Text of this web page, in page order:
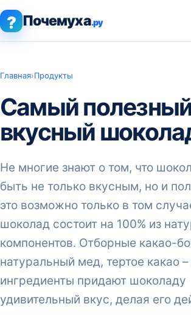
? Почемуха.ру
Главная›Продукты
Самый
вкусный
Не многие знают о том, что
быть не только вкусным, но и
это возможно только в том
шоколад состоит на 100% из
компонентов. Отборные какао-
натуральный мед, тертое какао –
ингредиенты придают шоколаду
удивительный вкус, делая его